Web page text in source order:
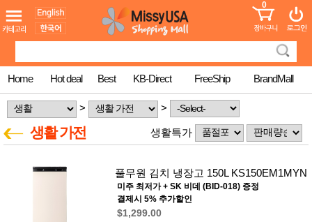
도 어린이
청소년
컬러링
북
한국학
습지
미국학
습지
꽃배송
MissyShop
Login
0
Home Hot deal Best KB-Direct FreeShip BrandMall
> >
생활 가전 생활특가
풀무원 김치 냉장고 150L KS150EM1MYN
미주 최저가 + SK 비데 (BID-018) 증정
결제시 5% 추가할인
$1,299.00